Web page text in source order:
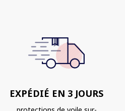
EXPÉDIÉ EN 3 JOURS